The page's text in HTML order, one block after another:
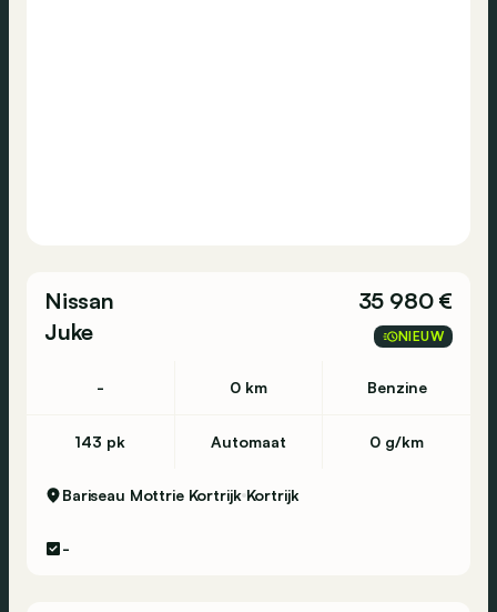
Nissan
Juke
35 980 €
NIEUW
- 0 km Benzine
143 pk Automaat 0 g/km
Bariseau Mottrie Kortrijk Kortrijk
-